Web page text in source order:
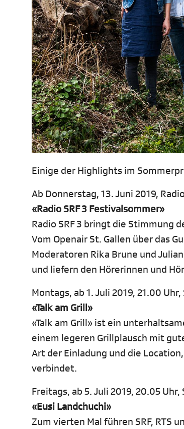
Einige der Highlights im
Ab Donnerstag, 13. Juni 2019,
«Radio SRF 3 Festivalsommer»
Radio SRF 3 bringt die Stimmung
Vom Openair St. Gallen über das
Moderatoren Rika Brune und
und liefern den Hörerinnen und
Montags, ab 1. Juli 2019, 21.00 Uhr,
«Talk am Grill»
«Talk am Grill» ist ein
einem legeren Grillplausch mit
Art der Einladung und die
verbindet.
Freitags, ab 5. Juli 2019, 20.05 Uhr,
«Eusi Landchuchi»
Zum vierten Mal führen SRF, RTS